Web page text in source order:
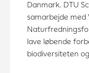
Danmark. DTU
samarbejde med
lave løbende
biodiversiteten